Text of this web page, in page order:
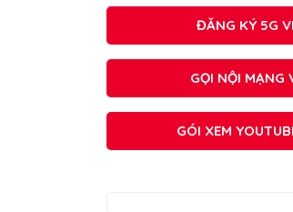
ĐĂNG KÝ 5G
GỌI NỘI MẠNG
GÓI XEM